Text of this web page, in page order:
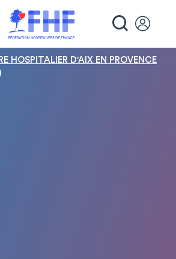
HOSPITALIER D'AIX EN PROVENCE
des cookies